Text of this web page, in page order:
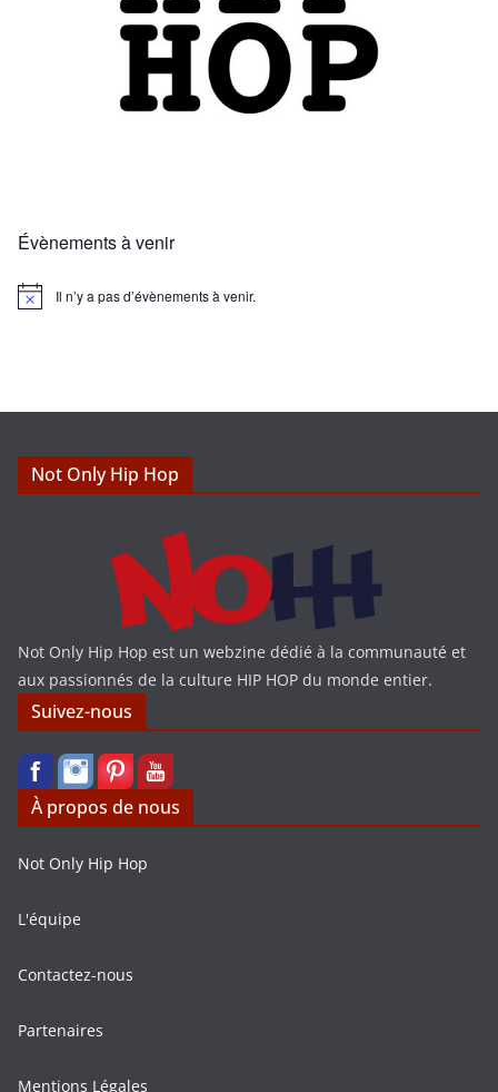
Évènements à venir
N
Il n’y a pas d’évènements à venir.
Not Only Hip Hop
Not Only Hip Hop est un webzine dédié à la communauté et
aux passionnés de la culture HIP HOP du monde entier.
Suivez-nous
À propos de nous
Not Only Hip Hop
L'équipe
Contactez-nous
Partenaires
Mentions Légales